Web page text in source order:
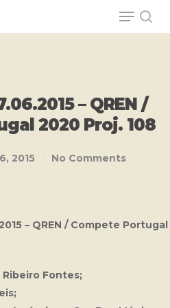
– QREN /
2020 Proj. 108
2015 No Comments
– QREN / Compete Portugal
Ribeiro Fontes;